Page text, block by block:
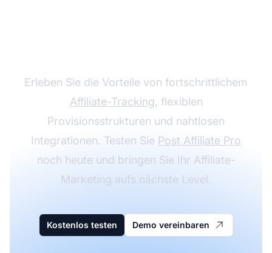
Erleben Sie die Vorteile von fortschrittlichem
Affiliate-Tracking, flexiblen
Provisionsstrukturen und nahtlosen
Integrationen. Testen Sie Post Affiliate Pro
noch heute und bringen Sie Ihr Affiliate-
Marketing aufs nächste Level.
Kostenlos testen Demo vereinbaren